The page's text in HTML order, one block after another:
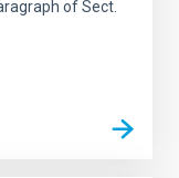
of Sect.